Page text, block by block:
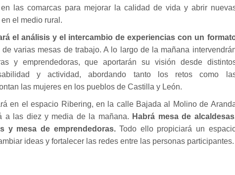
las comarcas para mejorar la calidad de vida y abrir
el medio rural.
el análisis y el intercambio de experiencias con un
de varias mesas de trabajo. A lo largo de la mañana
y emprendedoras, que aportarán su visión desde
y actividad, abordando tanto los retos como
las mujeres en los pueblos de Castilla y León.
en el espacio Ribering, en la calle Bajada al Molino de
a las diez y media de la mañana. Habrá mesa de
y mesa de emprendedoras.Todo ello propiciará un
ideas y fortalecer las redes entre las personas participantes.